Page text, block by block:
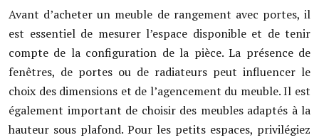
Avant d’acheter un meuble de rangement avec portes, il
est essentiel de mesurer l’espace disponible et de tenir
compte de la configuration de la pièce. La présence de
fenêtres, de portes ou de radiateurs peut influencer le
choix des dimensions et de l’agencement du meuble. Il est
également important de choisir des meubles adaptés à la
hauteur sous plafond. Pour les petits espaces, privilégiez